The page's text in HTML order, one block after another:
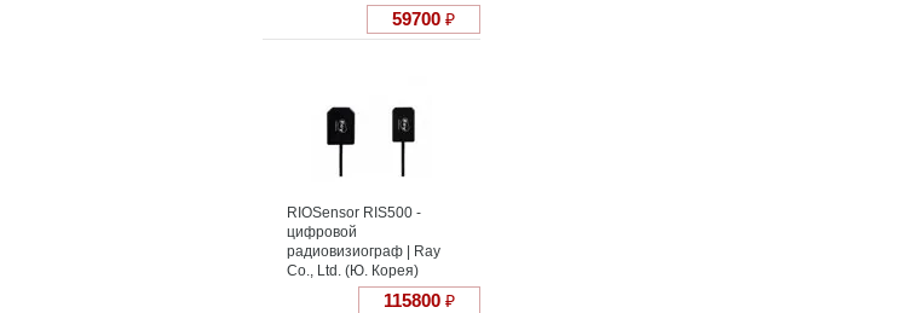
59700 ₽
RIOSensor RIS500 -
цифровой
радиовизиограф | Ray
Co., Ltd. (Ю. Корея)
115800 ₽